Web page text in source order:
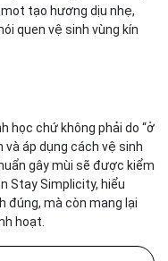
tạo hương dịu nhẹ,
quen vệ sinh vùng kín
học chứ không phải do “ở
và áp dụng cách vệ sinh
gây mùi sẽ được kiểm
Stay Simplicity, hiểu
đúng, mà còn mang lại
hoạt.